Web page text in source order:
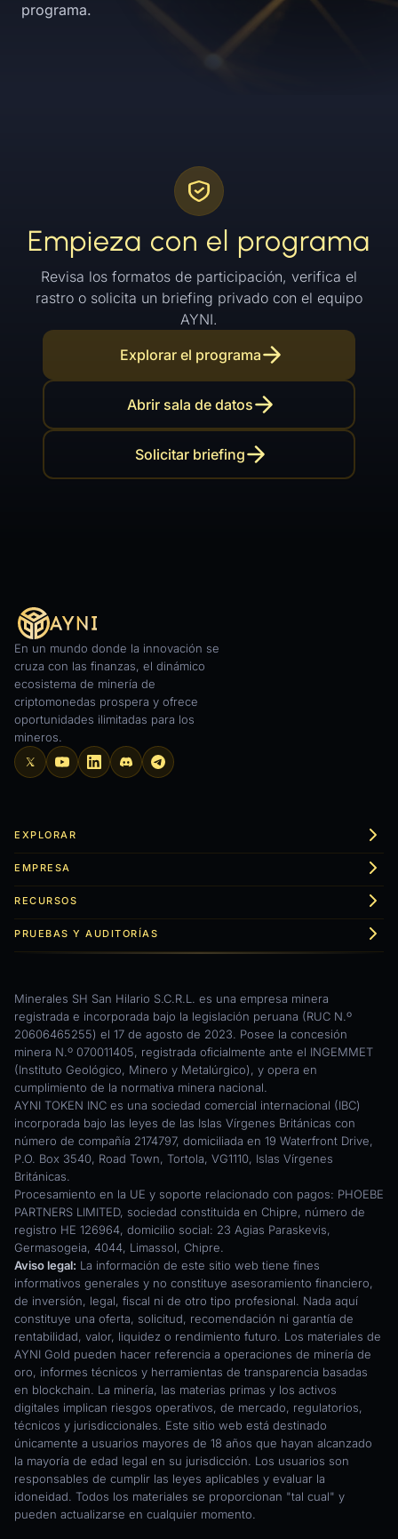
programa.
Empieza con el programa
Revisa los formatos de participación, verifica el
rastro o solicita un briefing privado con el equipo
AYNI.
Explorar el programa
Abrir sala de datos
Solicitar briefing
En un mundo donde la innovación se
cruza con las finanzas, el dinámico
ecosistema de minería de
criptomonedas prospera y ofrece
oportunidades ilimitadas para los
mineros.
EXPLORAR
EMPRESA
RECURSOS
PRUEBAS Y AUDITORÍAS
Minerales SH San Hilario S.C.R.L. es una empresa minera
registrada e incorporada bajo la legislación peruana (RUC N.º
20606465255) el 17 de agosto de 2023. Posee la concesión
minera N.º 070011405, registrada oficialmente ante el INGEMMET
(Instituto Geológico, Minero y Metalúrgico), y opera en
cumplimiento de la normativa minera nacional.
AYNI TOKEN INC es una sociedad comercial internacional (IBC)
incorporada bajo las leyes de las Islas Vírgenes Británicas con
número de compañía 2174797, domiciliada en 19 Waterfront Drive,
P.O. Box 3540, Road Town, Tortola, VG1110, Islas Vírgenes
Británicas.
Procesamiento en la UE y soporte relacionado con pagos: PHOEBE
PARTNERS LIMITED, sociedad constituida en Chipre, número de
registro HE 126964, domicilio social: 23 Agias Paraskevis,
Germasogeia, 4044, Limassol, Chipre.
Aviso legal: La información de este sitio web tiene fines
informativos generales y no constituye asesoramiento financiero,
de inversión, legal, fiscal ni de otro tipo profesional. Nada aquí
constituye una oferta, solicitud, recomendación ni garantía de
rentabilidad, valor, liquidez o rendimiento futuro. Los materiales de
AYNI Gold pueden hacer referencia a operaciones de minería de
oro, informes técnicos y herramientas de transparencia basadas
en blockchain. La minería, las materias primas y los activos
digitales implican riesgos operativos, de mercado, regulatorios,
técnicos y jurisdiccionales. Este sitio web está destinado
únicamente a usuarios mayores de 18 años que hayan alcanzado
la mayoría de edad legal en su jurisdicción. Los usuarios son
responsables de cumplir las leyes aplicables y evaluar la
idoneidad. Todos los materiales se proporcionan "tal cual" y
pueden actualizarse en cualquier momento.